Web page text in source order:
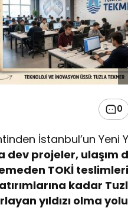
0
İstanbul’un Yeni
dev projeler,
TOKİ
kadar
yıldızı olma